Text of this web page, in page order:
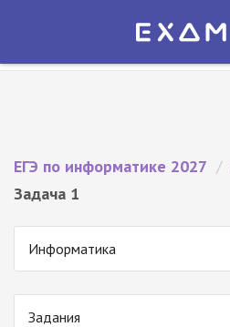
Экзамер — ЕГЭ 2027
ЕГЭ по информатике 2027 /
Задача 1
Информатика
Задания